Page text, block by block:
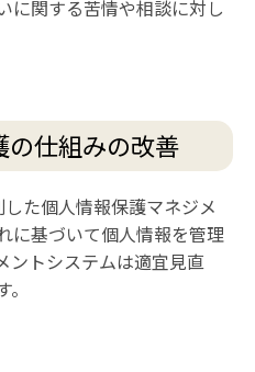
に関する苦情や相談に対し
の仕組みの改善
た個人情報保護マネジメ
に基づいて個人情報を管理
ントシステムは適宜見直